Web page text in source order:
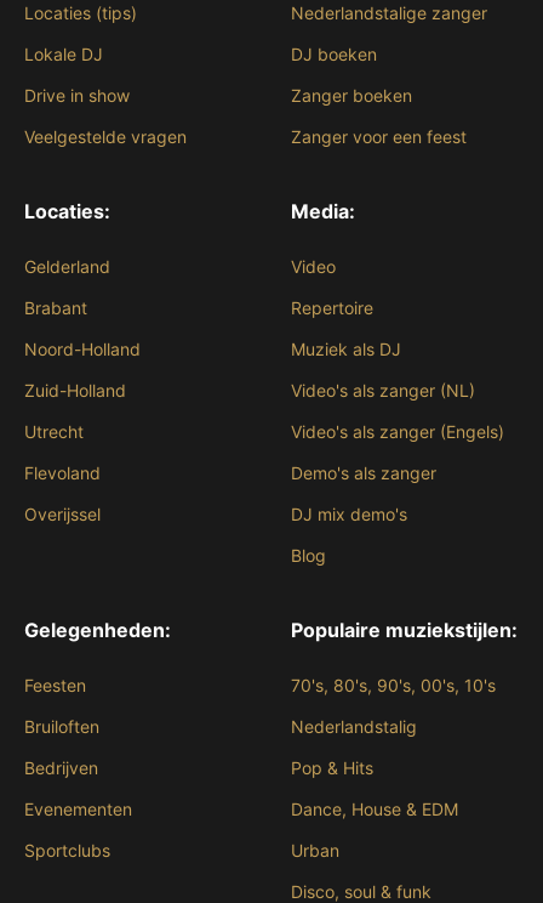
Locaties (tips)
Lokale DJ
Drive in show
Veelgestelde vragen
Nederlandstalige zanger
DJ boeken
Zanger boeken
Zanger voor een feest
Locaties:
Gelderland
Brabant
Noord-Holland
Zuid-Holland
Utrecht
Flevoland
Overijssel
Media:
Video
Repertoire
Muziek als DJ
Video's als zanger (NL)
Video's als zanger (Engels)
Demo's als zanger
DJ mix demo's
Blog
Gelegenheden:
Feesten
Bruiloften
Bedrijven
Evenementen
Sportclubs
Populaire muziekstijlen:
70's, 80's, 90's, 00's, 10's
Nederlandstalig
Pop & Hits
Dance, House & EDM
Urban
Disco, soul & funk